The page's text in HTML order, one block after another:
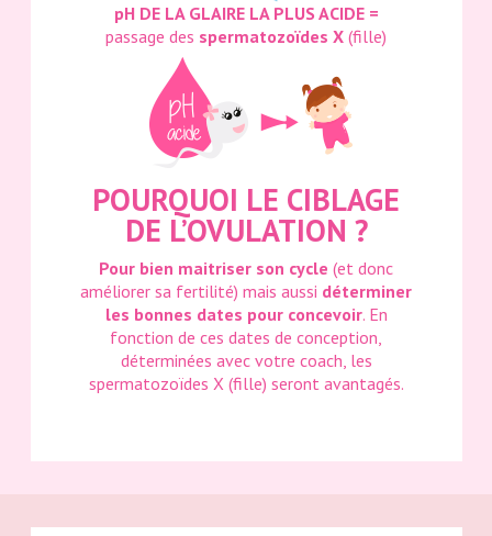
pH DE LA GLAIRE LA PLUS ACIDE =
passage des spermatozoïdes X (fille)
POURQUOI LE CIBLAGE
DE L’OVULATION ?
Pour bien maitriser son cycle (et donc
améliorer sa fertilité) mais aussi déterminer
les bonnes dates pour concevoir. En
fonction de ces dates de conception,
déterminées avec votre coach, les
spermatozoïdes X (fille) seront avantagés.